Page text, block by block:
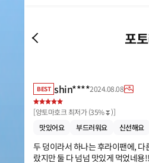
포
BEST shin****2024.08.08
[양토마호크 최저가 (35%⏬)]
맛있어요
부드러워요 신선해요
두 덩이라서 하나는 후라이팬에,
랐지만 둘 다 넘넘 맛있게 먹었네